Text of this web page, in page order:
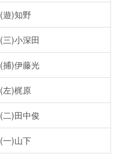
(遊)知野
(三)小深田
(捕)伊藤光
(左)梶原
(二)田中俊
(一)山下